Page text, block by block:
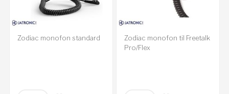
Zodiac monofon standard
Zodiac monofon til Freetalk
Pro/Flex